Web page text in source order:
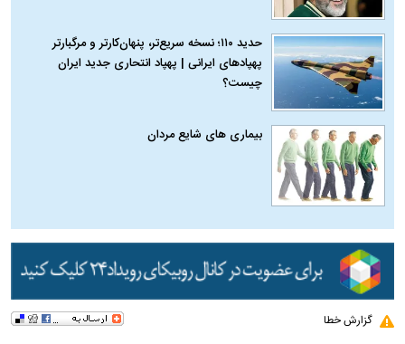
حدید ۱۱۰؛ نسخه سریع‌تر، پنهان‌کارتر و مرگبارتر
پهپادهای ایرانی | پهپاد انتحاری جدید ایران
چیست؟
بیماری‌ های شایع مردان
گزارش خطا